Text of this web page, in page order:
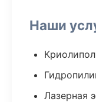
Наши
Лазерная